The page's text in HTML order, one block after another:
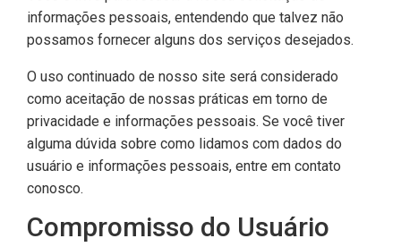
informações pessoais, entendendo que talvez não
possamos fornecer alguns dos serviços desejados.
O uso continuado de nosso site será considerado
como aceitação de nossas práticas em torno de
privacidade e informações pessoais. Se você tiver
alguma dúvida sobre como lidamos com dados do
usuário e informações pessoais, entre em contato
conosco.
Compromisso do Usuário